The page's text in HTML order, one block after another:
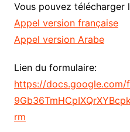
Vous pouvez télécharger
Appel version française
Appel version Arabe
Lien du formulaire:
https://docs.google.com/
rm